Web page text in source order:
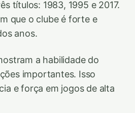
títulos: 1983, 1995 e 2017.
que o clube é forte e
anos.
a habilidade do
importantes. Isso
e força em jogos de alta